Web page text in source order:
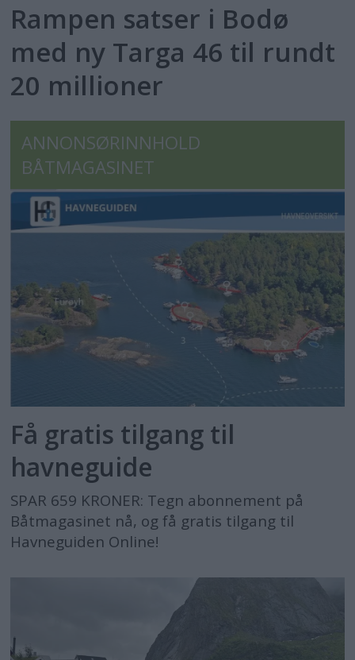
Rampen satser i Bodø
med ny Targa 46 til rundt
20 millioner
ANNONSØRINNHOLD
BÅTMAGASINET
Få gratis tilgang til
havneguide
SPAR 659 KRONER: Tegn abonnement på
Båtmagasinet nå, og få gratis tilgang til
Havneguiden Online!